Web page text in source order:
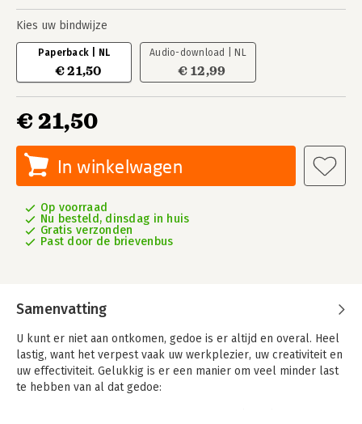
Kies uw bindwijze
Paperback | NL
€ 21,50
Audio-download | NL
€ 12,99
€ 21,50
In winkelwagen
Op voorraad
Nu besteld, dinsdag in huis
Gratis verzonden
Past door de brievenbus
Samenvatting
U kunt er niet aan ontkomen, gedoe is er altijd en overal. Heel
lastig, want het verpest vaak uw werkplezier, uw creativiteit en
uw effectiviteit. Gelukkig is er een manier om veel minder last
te hebben van al dat gedoe: